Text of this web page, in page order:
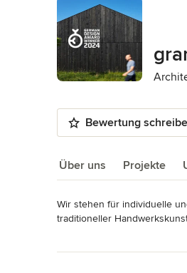
Bewertung
Über uns Projekte
Über uns
Wir stehen für individuelle
traditioneller